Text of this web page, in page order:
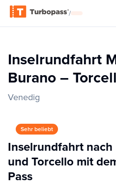
/
Inselrundfahrt
Burano –
Venedig
Sehr beliebt
Inselrundfahrt
und Torcello mit
Pass